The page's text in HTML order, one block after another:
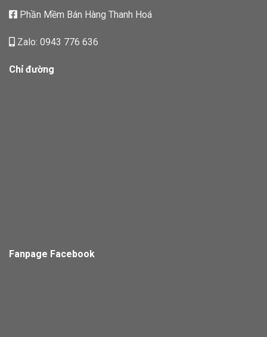
Phần Mềm Bán Hàng Thanh Hoá
Zalo: 0943 776 636
Chỉ đường
Fanpage Facebook